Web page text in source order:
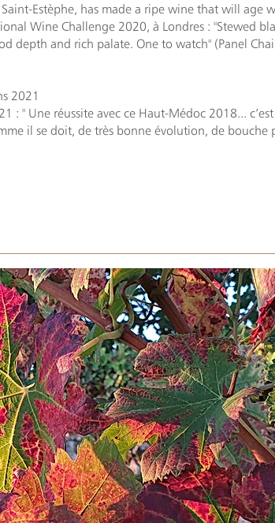
Estèphe, has made a ripe wine that will age
Wine Challenge 2020, à Londres : "Stewed
depth and rich palate. One to watch" (Panel
2021
: " Une réussite avec ce Haut-Médoc 2018...
il se doit, de très bonne évolution, de bouche